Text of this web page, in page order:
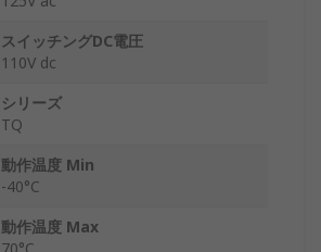
スイッチングDC電圧
110V dc
シリーズ
TQ
動作温度 Min
-40°C
動作温度 Max